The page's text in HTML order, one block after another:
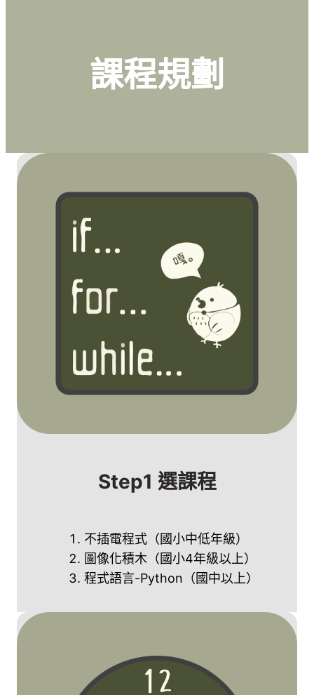
課程規劃
Step1 選課程
不插電程式（國小中低年級）
圖像化積木（國小4年級以上）
程式語言-Python（國中以上）